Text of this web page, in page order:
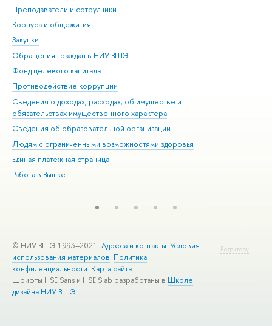
Преподаватели и сотрудники
Корпуса и общежития
Закупки
Обращения граждан в НИУ ВШЭ
Фонд целевого капитала
Противодействие коррупции
Сведения о доходах, расходах, об имуществе и
обязательствах имущественного характера
Сведения об образовательной организации
Людям с ограниченными возможностями здоровья
Единая платежная страница
Работа в Вышке
Редактору
© НИУ ВШЭ 1993–2021 Адреса и контакты Условия
использования материалов Политика
конфиденциальности Карта сайта
Шрифты HSE Sans и HSE Slab разработаны в Школе
дизайна НИУ ВШЭ